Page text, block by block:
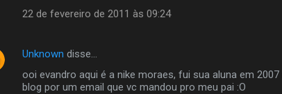
22 de fevereiro de 2011 às 09:24
Unknown disse…
ooi evandro aqui é a nike moraes, fui sua aluna em
blog por um email que vc mandou pro meu pai :O